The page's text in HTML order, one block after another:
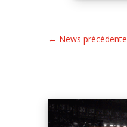
← News précédente